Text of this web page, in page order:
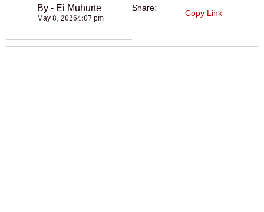
By - Ei Muhurte
May 8, 20264:07 pm
Share: Copy Link